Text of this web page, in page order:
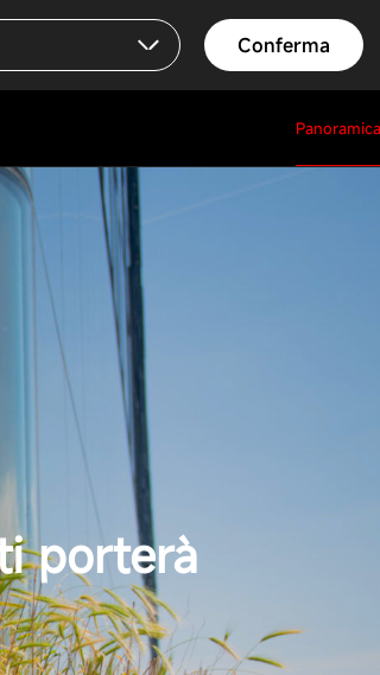
Conferma
Panoramica
porterà